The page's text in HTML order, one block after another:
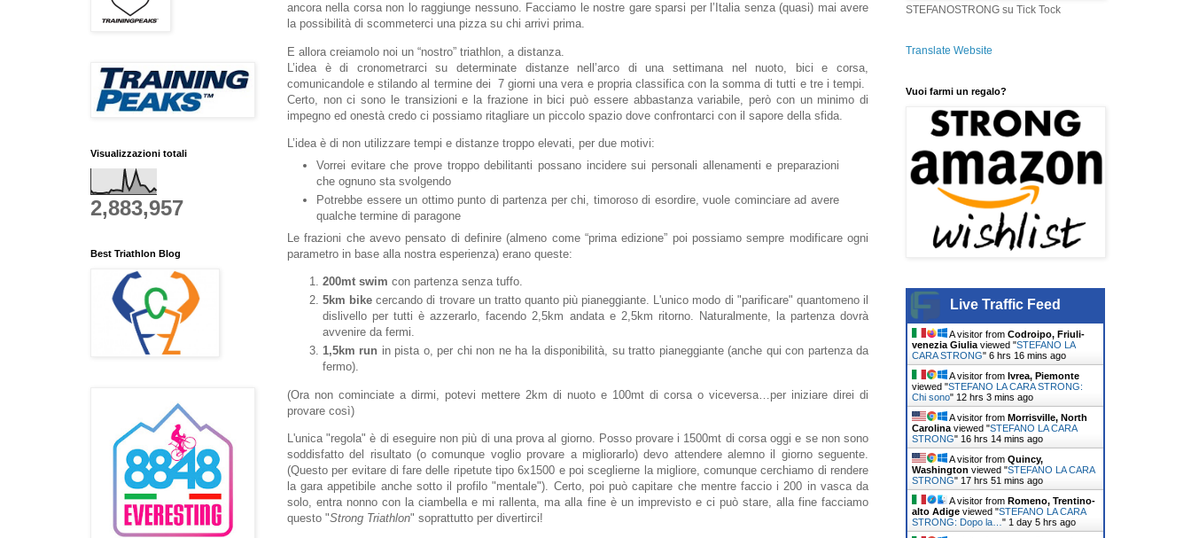
ancora nella corsa non lo raggiunge nessuno. Facciamo le nostre gare sparsi per l’Italia senza (quasi) mai avere
la possibilità di scommeterci una pizza su chi arrivi prima.
E allora creiamolo noi un “nostro” triathlon, a distanza.
L’idea è di cronometrarci su determinate distanze nell’arco di una settimana nel nuoto, bici e corsa,
comunicandole e stilando al termine dei 7 giorni una vera e propria classifica con la somma di tutti e tre i tempi.
Certo, non ci sono le transizioni e la frazione in bici può essere abbastanza variabile, però con un minimo di
impegno ed onestà credo ci possiamo ritagliare un piccolo spazio dove confrontarci con il sapore della sfida.
L’idea è di non utilizzare tempi e distanze troppo elevati, per due motivi:
Vorrei evitare che prove troppo debilitanti possano incidere sui personali allenamenti e preparazioni
che ognuno sta svolgendo
Potrebbe essere un ottimo punto di partenza per chi, timoroso di esordire, vuole cominciare ad avere
qualche termine di paragone
Le frazioni che avevo pensato di definire (almeno come “prima edizione” poi possiamo sempre modificare ogni
parametro in base alla nostra esperienza) erano queste:
200mt swim con partenza senza tuffo.
5km bike cercando di trovare un tratto quanto più pianeggiante. L'unico modo di "parificare" quantomeno il
dislivello per tutti è azzerarlo, facendo 2,5km andata e 2,5km ritorno. Naturalmente, la partenza dovrà
avvenire da fermi.
1,5km run in pista o, per chi non ne ha la disponibilità, su tratto pianeggiante (anche qui con partenza da
fermo).
(Ora non cominciate a dirmi, potevi mettere 2km di nuoto e 100mt di corsa o viceversa…per iniziare direi di
provare così)
L'unica "regola" è di eseguire non più di una prova al giorno. Posso provare i 1500mt di corsa oggi e se non sono
soddisfatto del risultato (o comunque voglio provare a migliorarlo) devo attendere alemno il giorno seguente.
(Questo per evitare di fare delle ripetute tipo 6x1500 e poi sceglierne la migliore, comunque cerchiamo di rendere
la gara appetibile anche sotto il profilo "mentale"). Certo, poi può capitare che mentre faccio i 200 in vasca da
solo, entra nonno con la ciambella e mi rallenta, ma alla fine è un imprevisto e ci può stare, alla fine facciamo
questo "Strong Triathlon" soprattutto per divertirci!
Visualizzazioni totali
2,883,957
Best Triathlon Blog
STEFANOSTRONG su Tick Tock
Translate Website
Vuoi farmi un regalo?
Live Traffic Feed
A visitor from Codroipo, Friuli-
venezia Giulia viewed "STEFANO LA
CARA STRONG" 6 hrs 16 mins ago
A visitor from Ivrea, Piemonte
viewed "STEFANO LA CARA STRONG:
Chi sono" 12 hrs 3 mins ago
A visitor from Morrisville, North
Carolina viewed "STEFANO LA CARA
STRONG" 16 hrs 14 mins ago
A visitor from Quincy,
Washington viewed "STEFANO LA CARA
STRONG" 17 hrs 51 mins ago
A visitor from Romeno, Trentino-
alto Adige viewed "STEFANO LA CARA
STRONG: Dopo la… " 1 day 5 hrs ago